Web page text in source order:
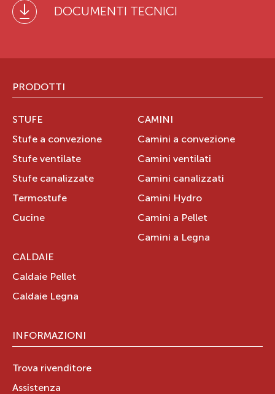
DOCUMENTI TECNICI
PRODOTTI
STUFE
Stufe a convezione
Stufe ventilate
Stufe canalizzate
Termostufe
Cucine
CAMINI
Camini a convezione
Camini ventilati
Camini canalizzati
Camini Hydro
Camini a Pellet
Camini a Legna
CALDAIE
Caldaie Pellet
Caldaie Legna
INFORMAZIONI
Trova rivenditore
Assistenza